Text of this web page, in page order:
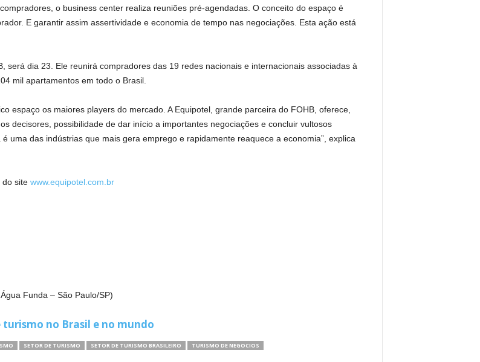
o business center realiza reuniões pré-agendadas. O conceito do espaço é
E garantir assim assertividade e economia de tempo nas negociações. Esta ação está
será dia 23. Ele reunirá compradores das 19 redes nacionais e internacionais associadas à
mil apartamentos em todo o Brasil.
espaço os maiores players do mercado. A Equipotel, grande parceira do FOHB, oferece,
decisores, possibilidade de dar início a importantes negociações e concluir vultosos
uma das indústrias que mais gera emprego e rapidamente reaquece a economia”, explica
do site www.equipotel.com.br
Funda – São Paulo/SP)
no Brasil e no mundo
SETOR DE TURISMO SETOR DE TURISMO BRASILEIRO TURISMO DE NEGOCIOS